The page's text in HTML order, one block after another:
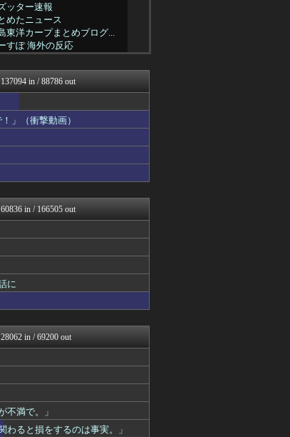
ッター速報
めたニュース
東洋カープまとめブログ...
すぽ 海外の反応
速 芸能ニュースまとめ
J PRIDE
スターズ速報＠なんJ
ルデンタイムズ
タルニューススレッド
まとめもりー｜2c...
ちゃんねる
通信
Jミュージアム
ンドの通り道
J（まとめては）いかん...
じぇいスタジアム＠なん...
場ライフ速報
議.net - 5ch...
アナお宝画像速報－5c...
・ミリタリー速報☆彡
王マスターデュエルまと...
の華-家庭・生活まとめ
137094 in / 88786 out
」（衝撃動画）
60836 in / 166505 out
に
28062 in / 69200 out
不満で。」
ると損をするのは事実。」